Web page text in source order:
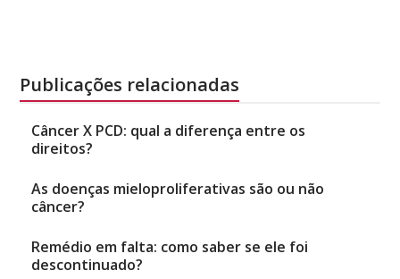
Publicações relacionadas
Câncer X PCD: qual a diferença entre os
direitos?
As doenças mieloproliferativas são ou não
câncer?
Remédio em falta: como saber se ele foi
descontinuado?